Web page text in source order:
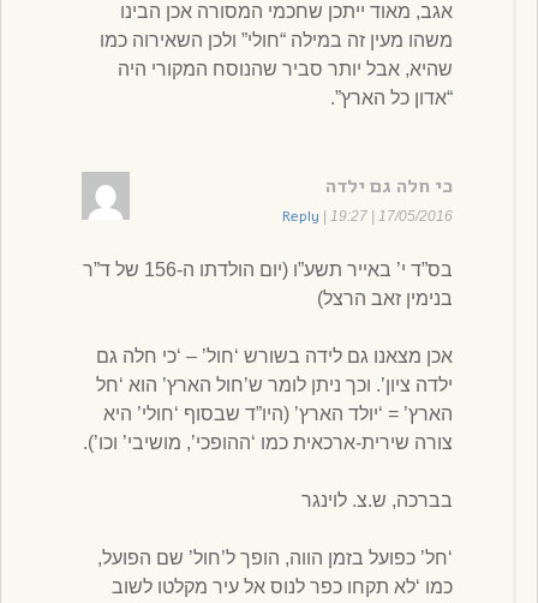
אגב, מאוד ייתכן שחכמי המסורה אכן הבינו
משהו מעין זה במילה “חולי” ולכן השאירוה כמו
שהיא, אבל יותר סביר שהנוסח המקורי היה
“אדון כל הארץ”.
כי חלה גם ילדה
17/05/2016 | 19:27
Reply
בס”ד י’ באייר תשע”ו (יום הולדתו ה-156 של ד”ר
בנימין זאב הרצל)
אכן מצאנו גם לידה בשורש ‘חול’ – ‘כי חלה גם
ילדה ציון’. וכך ניתן לומר ש’חול הארץ’ הוא ‘חל
הארץ’ = ‘יולד הארץ’ (היו”ד שבסוף ‘חולי’ היא
צורה שירית-ארכאית כמו ‘ההופכי’, מושיבי’ וכו’).
בברכה, ש.צ. לוינגר
‘חל’ כפועל בזמן הווה, הופך ל’חול’ שם הפועל,
כמו ‘לא תקחו כפר לנוס אל עיר מקלטו לשוב